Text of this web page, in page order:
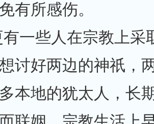
有所感伤。
有一些人在宗教上采
讨好两边的神祇，
本地的犹太人，长